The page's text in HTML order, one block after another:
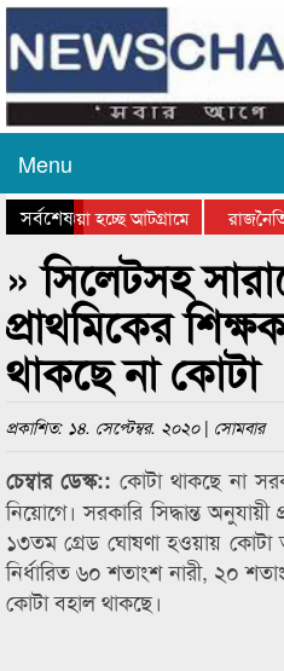
Menu
সর্বশেষ
যাওয়া হচ্ছে আটগ্রামে
পুরস্কার বিতরণ সম্পন্ন
» সিলেটসহ
প্রাথমিকের
থাকছে না কোটা
প্রকাশিত: ১৪. সেপ্টেম্বর. ২০২০ | সোমবার
চেম্বার ডেস্ক:: কোটা থাকছে না
নিয়োগে। সরকারি সিদ্ধান্ত
১৩তম গ্রেড ঘোষণা হওয়ায় কোটা
নির্ধারিত ৬০ শতাংশ নারী, ২০
কোটা বহাল থাকছে।